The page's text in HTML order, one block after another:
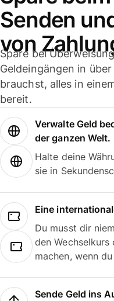
Senden
von
Spare bei
Geldeingängen in
brauchst, alles in
bereit.
Verwalte Geld
der ganzen Welt.
Halte deine
sie in
Eine
Du musst dir
den
machen, wenn
Sende Geld ins